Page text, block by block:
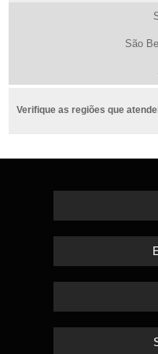
São
Verifique as regiões que